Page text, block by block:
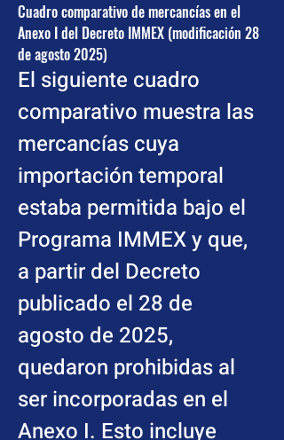
Cuadro comparativo de mercancías en el
Anexo I del Decreto IMMEX (modificación 28
de agosto 2025)
El siguiente cuadro
comparativo muestra las
mercancías cuya
importación temporal
estaba permitida bajo el
Programa IMMEX y que,
a partir del Decreto
publicado el 28 de
agosto de 2025,
quedaron prohibidas al
ser incorporadas en el
Anexo I. Esto incluye